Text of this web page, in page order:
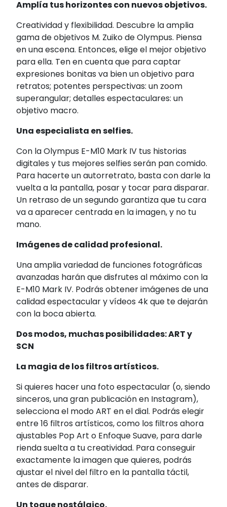
Amplía tus horizontes con nuevos objetivos.
Creatividad y flexibilidad. Descubre la amplia
gama de objetivos M. Zuiko de Olympus. Piensa
en una escena. Entonces, elige el mejor objetivo
para ella. Ten en cuenta que para captar
expresiones bonitas va bien un objetivo para
retratos; potentes perspectivas: un zoom
superangular; detalles espectaculares: un
objetivo macro.
Una especialista en selfies.
Con la Olympus E-M10 Mark IV tus historias
digitales y tus mejores selfies serán pan comido.
Para hacerte un autorretrato, basta con darle la
vuelta a la pantalla, posar y tocar para disparar.
Un retraso de un segundo garantiza que tu cara
va a aparecer centrada en la imagen, y no tu
mano.
Imágenes de calidad profesional.
Una amplia variedad de funciones fotográficas
avanzadas harán que disfrutes al máximo con la
E-M10 Mark IV. Podrás obtener imágenes de una
calidad espectacular y vídeos 4k que te dejarán
con la boca abierta.
Dos modos, muchas posibilidades: ART y
SCN
La magia de los filtros artísticos.
Si quieres hacer una foto espectacular (o, siendo
sinceros, una gran publicación en Instagram),
selecciona el modo ART en el dial. Podrás elegir
entre 16 filtros artísticos, como los filtros ahora
ajustables Pop Art o Enfoque Suave, para darle
rienda suelta a tu creatividad. Para conseguir
exactamente la imagen que quieres, podrás
ajustar el nivel del filtro en la pantalla táctil,
antes de disparar.